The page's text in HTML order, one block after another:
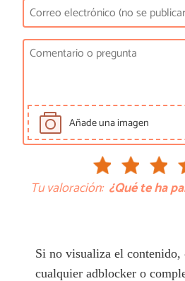
Añade una imagen
Tu valoración: ¿Qué te ha
Si no visualiza el contenido,
cualquier adblocker o